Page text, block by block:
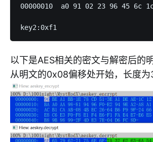
00000010  a0 91 02 23 96 45
以下是AES相关的密文与解密后的
从明文的0x08偏移处开始，长度为